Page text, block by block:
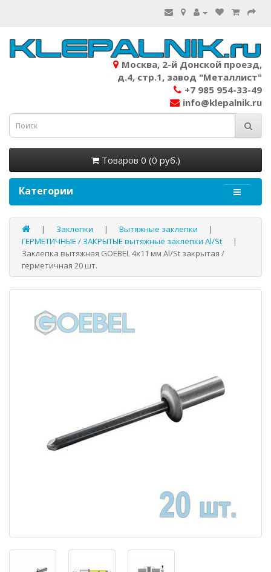
Москва, 2-й Донской проезд,
д.4, стр.1, завод "Металлист"
+7 985 954-33-49
info@klepalnik.ru
Товаров 0 (0 руб.)
Категории
Заклепки
Вытяжные заклепки
ГЕРМЕТИЧНЫЕ / ЗАКРЫТЫЕ вытяжные заклепки Al/St
Заклепка вытяжная GOEBEL 4х11 мм Al/St закрытая /
герметичная 20 шт.